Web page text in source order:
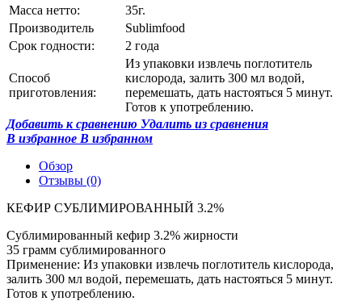
Масса нетто:
35г.
Производитель
Sublimfood
Срок годности:
2 года
Способ
приготовления:
Из упаковки извлечь поглотитель
кислорода, залить 300 мл водой,
перемешать, дать настояться 5 минут.
Готов к употреблению.
Добавить к сравнению Удалить из сравнения
В избранное В избранном
Обзор
Отзывы (0)
КЕФИР СУБЛИМИРОВАННЫЙ 3.2%
Сублимированный кефир 3.2% жирности
35 грамм сублимированного
Применение: Из упаковки извлечь поглотитель кислорода,
залить 300 мл водой, перемешать, дать настояться 5 минут.
Готов к употреблению.